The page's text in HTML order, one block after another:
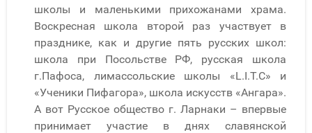
школы и маленькими прихожанами храма.
Воскресная школа второй раз участвует в
празднике, как и другие пять русских школ:
школа при Посольстве РФ, русская школа
г.Пафоса, лимассольские школы «L.I.T.C» и
«Ученики Пифагора», школа искусств «Ангара».
А вот Русское общество г. Ларнаки – впервые
принимает участие в днях славянской